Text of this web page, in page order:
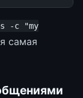
-c "my
самая